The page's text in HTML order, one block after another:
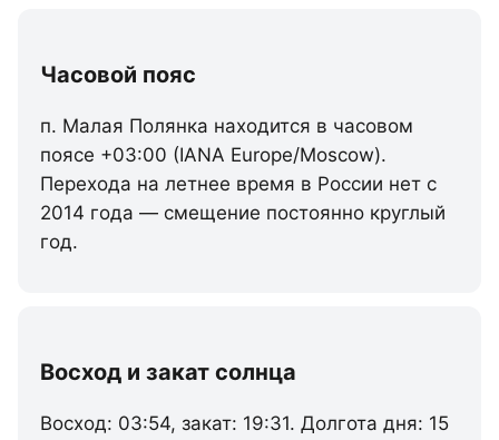
Часовой пояс
п. Малая Полянка находится в часовом
поясе +03:00 (IANA Europe/Moscow).
Перехода на летнее время в России нет с
2014 года — смещение постоянно круглый
год.
Восход и закат солнца
Восход: 03:54, закат: 19:31. Долгота дня: 15